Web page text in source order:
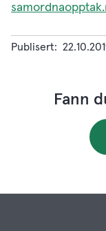
Publisert
Fann